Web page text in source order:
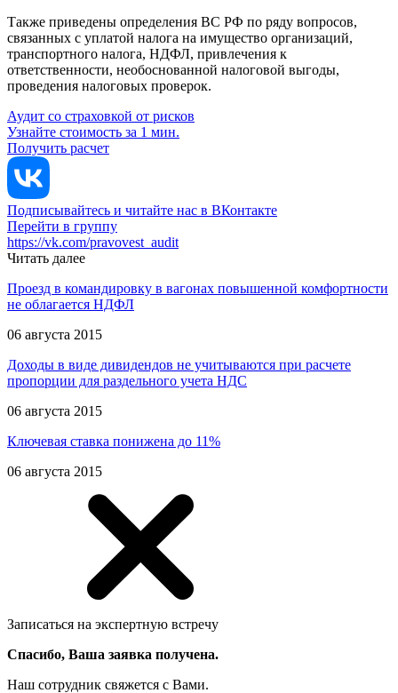
Также приведены определения ВС РФ по ряду вопросов,
связанных с уплатой налога на имущество организаций,
транспортного налога, НДФЛ, привлечения к
ответственности, необоснованной налоговой выгоды,
проведения налоговых проверок.
Аудит со страховкой от рисков
Узнайте стоимость за 1 мин.
Получить расчет
Подписывайтесь и читайте нас в ВКонтакте
Перейти в группу
https://vk.com/pravovest_audit
Читать далее
Проезд в командировку в вагонах повышенной комфортности
не облагается НДФЛ
06 августа 2015
Доходы в виде дивидендов не учитываются при расчете
пропорции для раздельного учета НДС
06 августа 2015
Ключевая ставка понижена до 11%
06 августа 2015
Записаться на экспертную встречу
Спасибо, Ваша заявка получена.
Наш сотрудник свяжется с Вами.